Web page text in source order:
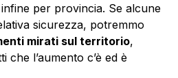
per provincia. Se alcune
sicurezza, potremmo
mirati sul territorio,
che l’aumento c’è ed è